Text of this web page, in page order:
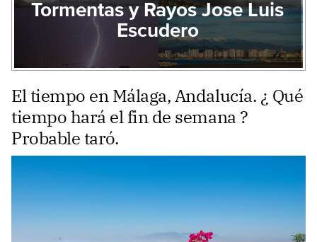
Tormentas y Rayos Jose Luis
Escudero
El tiempo en Málaga, Andalucía. ¿ Qué
tiempo hará el fin de semana ?
Probable taró.